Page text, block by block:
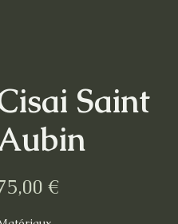
Saint
€Prix